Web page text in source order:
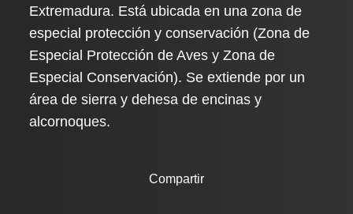
Extremadura. Está ubicada en una zona de
especial protección y conservación (Zona de
Especial Protección de Aves y Zona de
Especial Conservación). Se extiende por un
área de sierra y dehesa de encinas y
alcornoques.
Compartir